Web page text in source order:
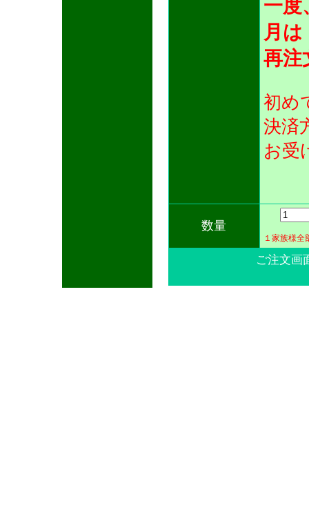
一度
月は
再注
初め
決済
お受
数量
１家族様全
ご注文画